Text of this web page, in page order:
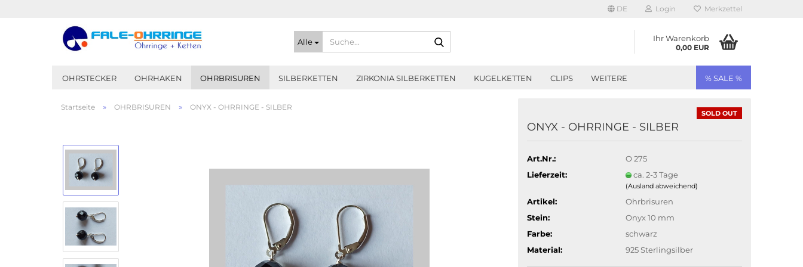
DE Login Merkzettel
Alle Ihr Warenkorb
0,00 EUR
OHRSTECKER OHRHAKEN OHRBRISUREN SILBERKETTEN ZIRKONIA SILBERKETTEN KUGELKETTEN CLIPS % SALE %
WEITERE
Startseite » OHRBRISUREN » ONYX - OHRRINGE - SILBER
SOLD OUT
ONYX - OHRRINGE - SILBER
Art.Nr.:
O 275
Lieferzeit:
ca. 2-3 Tage
(Ausland abweichend)
Artikel:
Ohrbrisuren
Stein:
Onyx 10 mm
Farbe:
schwarz
Material:
925 Sterlingsilber